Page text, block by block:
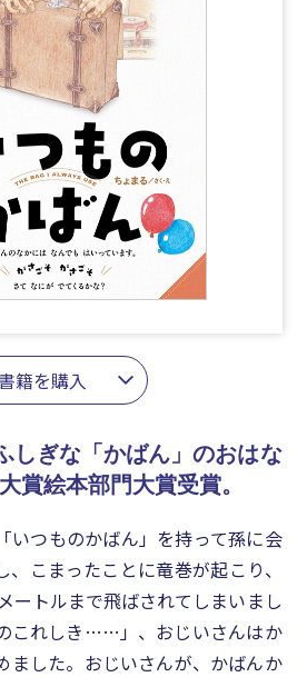
籍を購入
しぎな「かばん」のおはな
賞絵本部門大賞受賞。
いつものかばん」を持って孫に会
こまったことに竜巻が起こり、
ートルまで飛ばされてしまいまし
これしき……」、おじいさんはか
ました。おじいさんが、かばんか